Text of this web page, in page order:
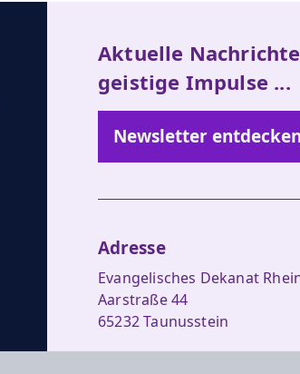
Aktuelle
geistige Impulse ...
Newsletter entdecken
Adresse
Evangelisches Dekanat
Aarstraße 44
65232 Taunusstein
Tel. 06128-48 88 27